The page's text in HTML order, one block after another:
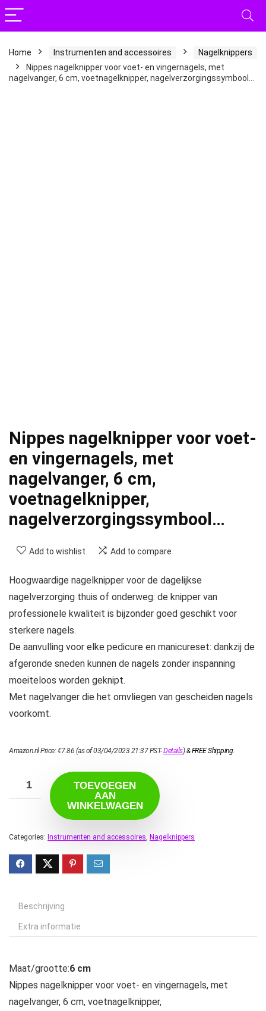
Home Instrumenten and accessoires
Nagelknippers
Nippes nagelknipper voor voet- en vingernagels, met
nagelvanger, 6 cm, voetnagelknipper, nagelverzorgingssymbool…
Nippes nagelknipper voor voet-
en vingernagels, met
nagelvanger, 6 cm,
voetnagelknipper,
nagelverzorgingssymbool…
Add to wishlist Add to compare
Hoogwaardige nagelknipper voor de dagelijkse
nagelverzorging thuis of onderweg: de knipper van
professionele kwaliteit is bijzonder goed geschikt voor
sterkere nagels.
De aanvulling voor elke pedicure en manicureset: dankzij de
afgeronde sneden kunnen de nagels zonder inspanning
moeiteloos worden geknipt.
Met nagelvanger die het omvliegen van gescheiden nagels
voorkomt.
Amazon.nl Price:€7.86 (as of 03/04/2023 21:37 PST-Details)&FREE Shipping.
TOEVOEGEN
AAN
WINKELWAGEN
Categories: Instrumenten and accessoires, Nagelknippers
Beschrijving
Extra informatie
Maat/grootte:6 cm
Nippes nagelknipper voor voet- en vingernagels, met
nagelvanger, 6 cm, voetnagelknipper,